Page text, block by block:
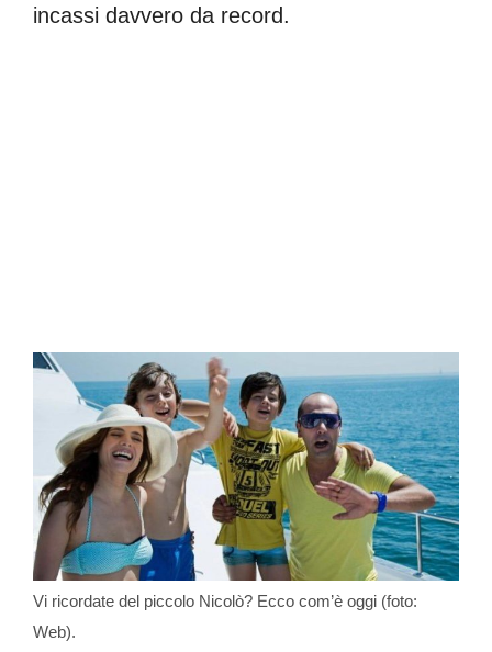
incassi davvero da record.
Vi ricordate del piccolo Nicolò? Ecco com’è oggi (foto:
Web).